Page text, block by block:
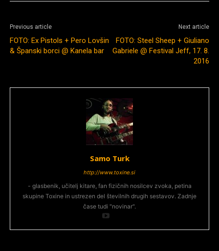
Previous article
FOTO: Ex Pistols + Pero Lovšin
& Španski borci @ Kanela bar
Next article
FOTO: Steel Sheep + Giuliano
Gabriele @ Festival Jeff, 17. 8.
2016
Samo Turk
http://www.toxine.si
- glasbenik, učitelj kitare, fan fizičnih nosilcev zvoka, petina
skupine Toxine in ustrezen del številnih drugih sestavov. Zadnje
čase tudi "novinar".